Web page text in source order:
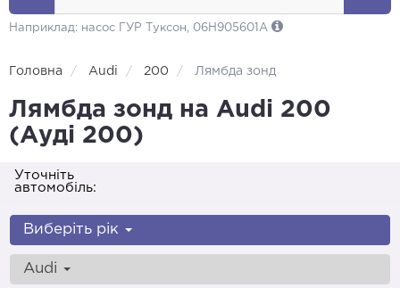
Наприклад: насос ГУР Туксон, 06H905601A
Головна Audi 200 Лямбда зонд
Лямбда зонд на Audi 200
(Ауді 200)
Уточніть
автомобіль:
Виберіть рік
Audi